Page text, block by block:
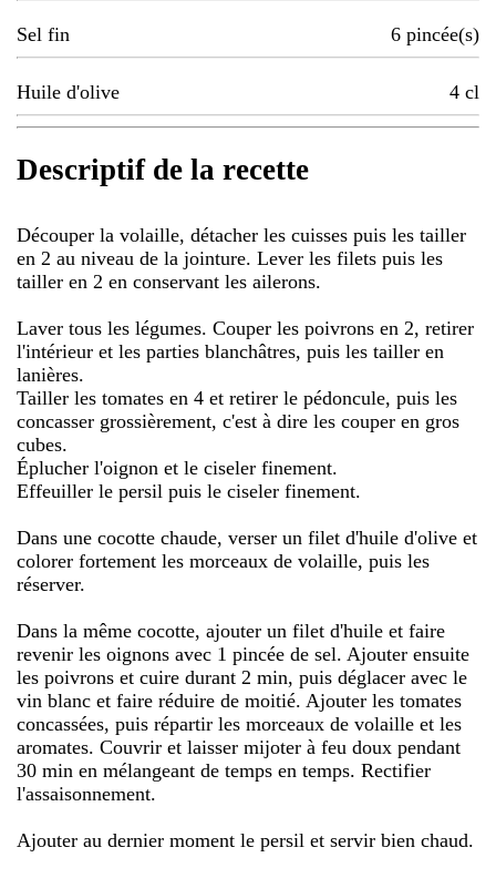
Sel fin 6 pincée(s)
Huile d'olive 4 cl
Descriptif de la recette
Découper la volaille, détacher les cuisses puis les tailler
en 2 au niveau de la jointure. Lever les filets puis les
tailler en 2 en conservant les ailerons.
Laver tous les légumes. Couper les poivrons en 2, retirer
l'intérieur et les parties blanchâtres, puis les tailler en
lanières.
Tailler les tomates en 4 et retirer le pédoncule, puis les
concasser grossièrement, c'est à dire les couper en gros
cubes.
Éplucher l'oignon et le ciseler finement.
Effeuiller le persil puis le ciseler finement.
Dans une cocotte chaude, verser un filet d'huile d'olive et
colorer fortement les morceaux de volaille, puis les
réserver.
Dans la même cocotte, ajouter un filet d'huile et faire
revenir les oignons avec 1 pincée de sel. Ajouter ensuite
les poivrons et cuire durant 2 min, puis déglacer avec le
vin blanc et faire réduire de moitié. Ajouter les tomates
concassées, puis répartir les morceaux de volaille et les
aromates. Couvrir et laisser mijoter à feu doux pendant
30 min en mélangeant de temps en temps. Rectifier
l'assaisonnement.
Ajouter au dernier moment le persil et servir bien chaud.